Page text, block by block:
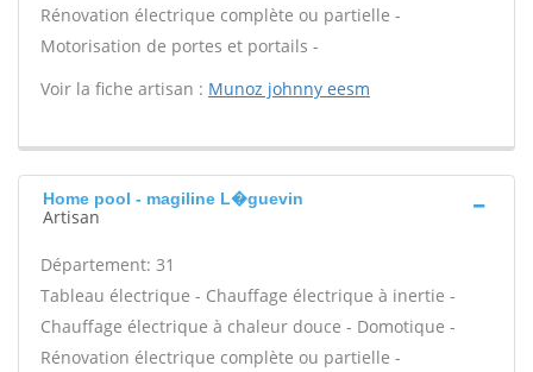
Rénovation électrique complète ou partielle -
Motorisation de portes et portails -
Voir la fiche artisan : Munoz johnny eesm
Home pool - magiline L�guevin
Artisan
Département: 31
Tableau électrique - Chauffage électrique à inertie -
Chauffage électrique à chaleur douce - Domotique -
Rénovation électrique complète ou partielle -